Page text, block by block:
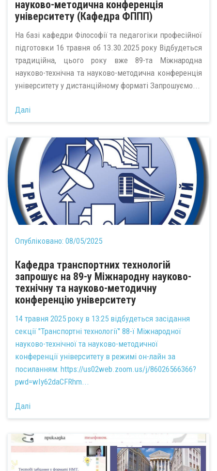
науково-методична конференція
університету (Кафедра ФППП)
На базі кафедри Філософії та педагогіки професійної
підготовки 16 травня об 13.30.2025 року Відбудеться
традиційна, цього року вже 89-та Міжнародна
науково-технічна та науково-методична конференція
університету у дистанційному форматі Запрошуємо...
Далі
Опубліковано: 08/05/2025
Кафедра транспортних технологій
запрошує на 89-у Міжнародну науково-
технічну та науково-методичну
конференцію університету
14 травня 2025 року в 13:25 відбудеться засідання
секції "Транспортні технології" 88-ї Міжнародної
науково-технічної та науково-методичної
конференції університету в режимі он-лайн за
посиланням: https://us02web.zoom.us/j/86026566366?
pwd=wIy62daCFRhm...
Далі